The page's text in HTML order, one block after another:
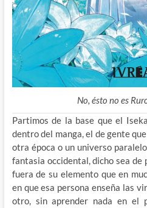
No, ésto no es
Partimos de la base que el
dentro del manga, el de gente
otra época o un universo
fantasia occidental, dicho sea de
fuera de su elemento que en
en que esa persona enseña las
otro, sin aprender nada en el